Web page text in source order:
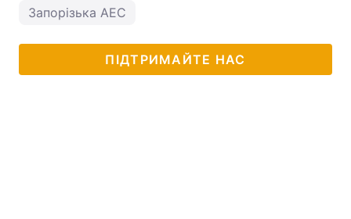
Запорізька АЕС
ПІДТРИМАЙТЕ НАС